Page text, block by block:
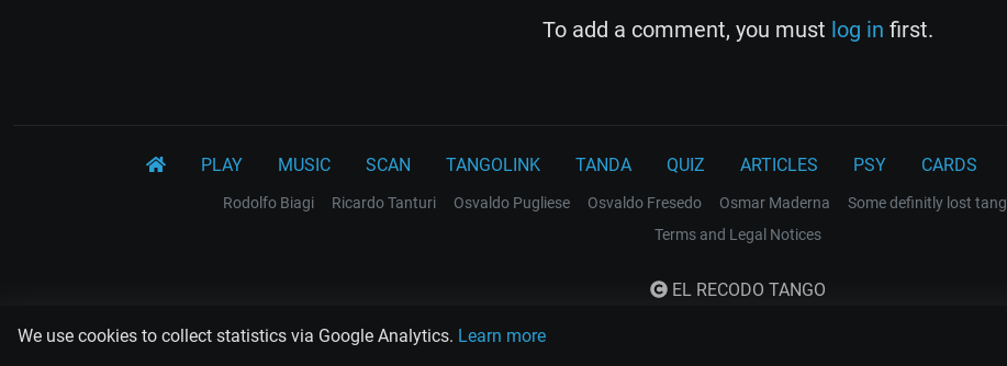
We use cookies to collect statistics via Google Analytics. Learn more
To add a comment, you must log in first.
PLAY MUSIC SCAN TANGOLINK TANDA QUIZ ARTICLES PSY CARDS
Rodolfo Biagi Ricardo Tanturi Osvaldo Pugliese Osvaldo Fresedo Osmar Maderna Some definitly lost
Terms and Legal Notices
EL RECODO TANGO